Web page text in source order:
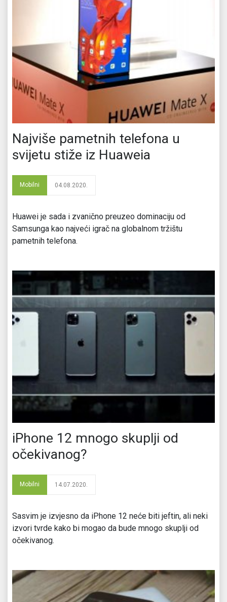
Najviše pametnih telefona u
svijetu stiže iz Huaweia
Mobilni 04.08.2020.
Huawei je sada i zvanično preuzeo dominaciju od
Samsunga kao najveći igrač na globalnom tržištu
pametnih telefona.
iPhone 12 mnogo skuplji od
očekivanog?
Mobilni 14.07.2020.
Sasvim je izvjesno da iPhone 12 neće biti jeftin, ali neki
izvori tvrde kako bi mogao da bude mnogo skuplji od
očekivanog.